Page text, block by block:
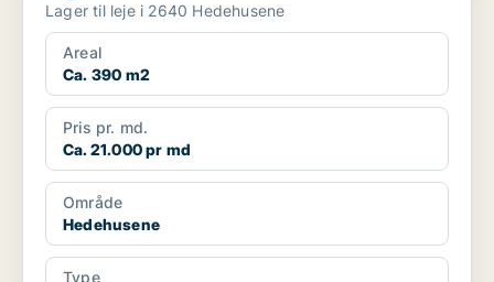
Lager til leje i 2640 Hedehusene
Areal
Ca. 390 m2
Pris pr. md.
Ca. 21.000 pr md
Område
Hedehusene
Type